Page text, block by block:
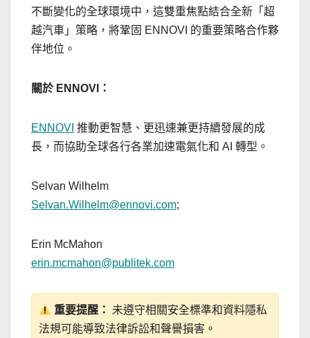
不斷變化的全球環境中，這雙重焦點結合全新「超
越汽車」策略，將鞏固 ENNOVI 的重要策略合作夥
伴地位。
關於 ENNOVI：
ENNOVI 推動更智慧、更迅速兼更持續發展的成
長，而協助全球各行各業加速電氣化和 AI 轉型。
Selvan Wilhelm
Selvan.Wilhelm@ennovi.com;
Erin McMahon
erin.mcmahon@publitek.com
重要提醒：
未遵守相關安全標準和資料隱私
法規可能導致法律訴訟和聲譽損害。